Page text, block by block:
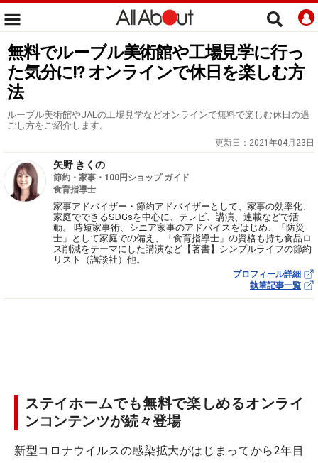
無料でルーブル美術館や工場見学に行っ
た気分に!? オンラインで休日を楽しむ方
法
ルーブル美術館やJALの工場見学などオンラインで無料で楽しむ休日の過
ごし方をご紹介します。
更新日： 2021年04月23日
矢野 きくの
節約・家事・100円ショップ ガイド
食育指導士
家事アドバイザー・節約アドバイザーとして、家事の効率化、
家庭でできるSDGsを中心に、テレビ、講演、連載などで活
動。 時短家事術、シニア家事のアドバイスをはじめ、「防災
士」として家庭での備え、「食育指導士」の資格も持ち食品ロ
ス削減をテーマにした講演など【著書】シンプルライフの節約
リスト（講談社）他。
プロフィール詳細
執筆記事一覧
ステイホームでも無料で楽しめるオンライ
ンコンテンツが続々登場
新型コロナウイルスの感染拡大がはじまってから2年目